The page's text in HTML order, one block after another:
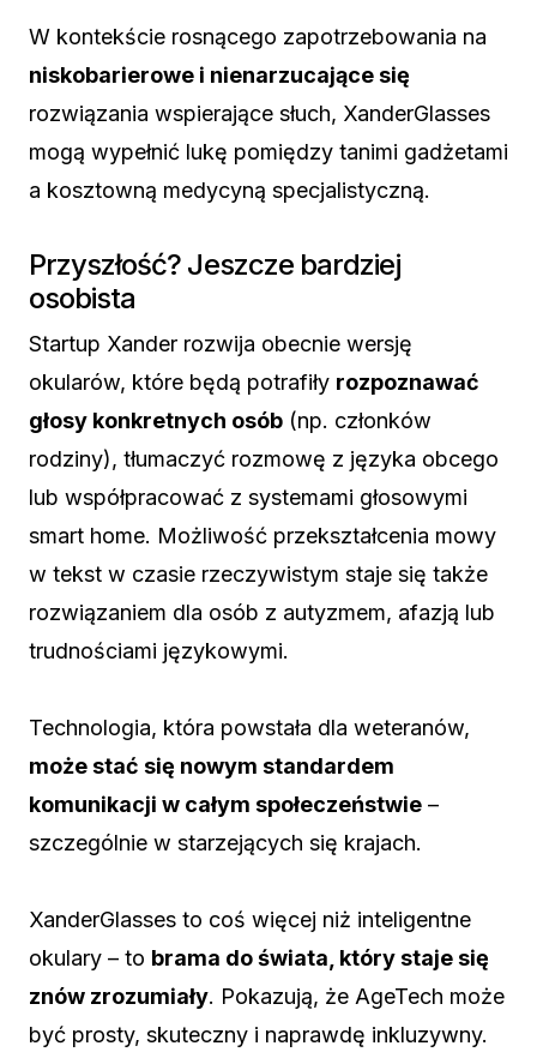
W kontekście rosnącego zapotrzebowania na
niskobarierowe i nienarzucające się
rozwiązania wspierające słuch, XanderGlasses
mogą wypełnić lukę pomiędzy tanimi gadżetami
a kosztowną medycyną specjalistyczną.
Przyszłość? Jeszcze bardziej
osobista
Startup Xander rozwija obecnie wersję
okularów, które będą potrafiły rozpoznawać
głosy konkretnych osób (np. członków
rodziny), tłumaczyć rozmowę z języka obcego
lub współpracować z systemami głosowymi
smart home. Możliwość przekształcenia mowy
w tekst w czasie rzeczywistym staje się także
rozwiązaniem dla osób z autyzmem, afazją lub
trudnościami językowymi.
Technologia, która powstała dla weteranów,
może stać się nowym standardem
komunikacji w całym społeczeństwie –
szczególnie w starzejących się krajach.
XanderGlasses to coś więcej niż inteligentne
okulary – to brama do świata, który staje się
znów zrozumiały. Pokazują, że AgeTech może
być prosty, skuteczny i naprawdę inkluzywny.